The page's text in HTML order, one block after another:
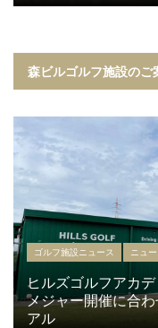
森ビルゴルフ施設のご
ゴルフ施設ニュース ニュ
ヒルズゴルフアカ
メジャー開催に合
アル